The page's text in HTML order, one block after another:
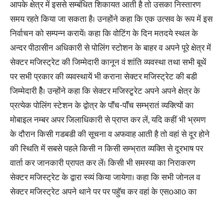
आपके क्षेत्र में इससे सम्बंधित शिकायत आती है तो उसका निस्तारण
समय रहते किया जा सकता है। उनहोंने कहा कि एक उत्सव के रूप में इस
निर्वाचन को सम्पन्न करायें। कहा कि वोटिंग के दिन मतदये स्थल के
अन्दर पीठासीन अधिकारी से पोलिंग स्टोशन के बाहर व अपने पूरे क्षेत्र में
सेक्टर मजिस्ट्रेट की जिम्मेदारी कानून वं शांति व्यवस्था तथा सभी बूथें
पर सभी प्रकार की व्यवस्थायें भी कराना सेक्टर मजिस्ट्रेट की बडी
जिम्मेदारी हेै। उन्होंने कहा कि सेक्टर मजिस्टृ्रेट अपने अपने क्षेत्र के
प्रत्येक पोलिंग स्टेशन के द्वोत्र के पाॅंच-पाॅंच सम्भ्रातं व्यक्त्यिों का
मोबाइल नम्बर अपर जिलाधिकारी से प्राप्त कर लें, यदि कहीं भी भ्रमण
के दौरान किसी गडबडी की सूचना व अफवाह आती है तो वहां से दूर होने
की स्थिति में सबसे पहले किसी न किसी सम्भ्रात व्यक्ति से दूरभाष पर
वार्ता कर जानकारी प्रापत कर लें। किसी भी समस्या का निराकरण
सेक्टर मजिस्ट्रेट के द्वारा स्व्यं किया जायेगा। कहा कि सभी जोनल व
सेक्टर मजिस्ट्रेट अपने थाने पर पर पहुॅच कर वहां के एस0आ0 का